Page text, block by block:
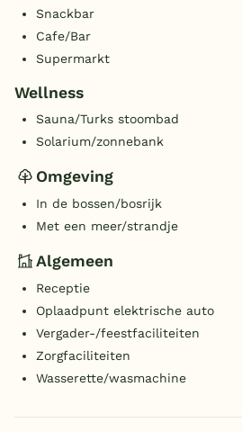
Snackbar
Cafe/Bar
Supermarkt
Wellness
Sauna/Turks stoombad
Solarium/zonnebank
Omgeving
In de bossen/bosrijk
Met een meer/strandje
Algemeen
Receptie
Oplaadpunt elektrische auto
Vergader-/feestfaciliteiten
Zorgfaciliteiten
Wasserette/wasmachine